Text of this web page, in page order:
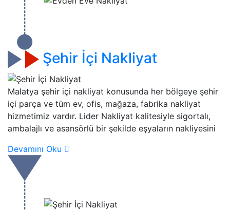
Şehir İçi Nakliyat
Malatya şehir içi nakliyat konusunda her bölgeye şehir
içi parça ve tüm ev, ofis, mağaza, fabrika nakliyat
hizmetimiz vardır. Lider Nakliyat kalitesiyle sigortalı,
ambalajlı ve asansörlü bir şekilde eşyaların nakliyesini
Devamını Oku